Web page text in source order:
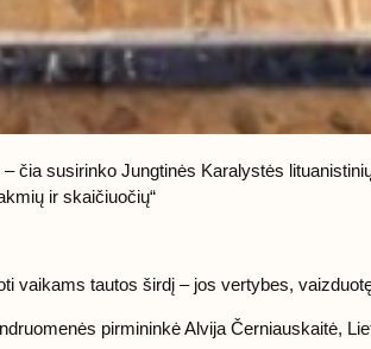
čia susirinko Jungtinės Karalystės
ir skaičiuočių“
vaikams tautos širdį – jos vertybes,
pirmininkė Alvija Černiauskaitė,